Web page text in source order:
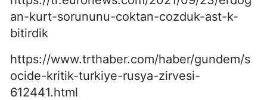
an-kurt-sorununu-coktan-cozduk-ast-k-
bitirdik
https://www.trthaber.com/haber/gundem/s
ocide-kritik-turkiye-rusya-zirvesi-
612441.html